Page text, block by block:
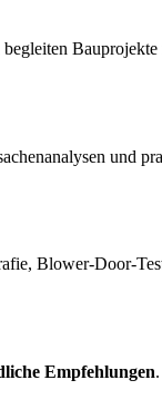
und
Blower-Door-
Empfehlungen